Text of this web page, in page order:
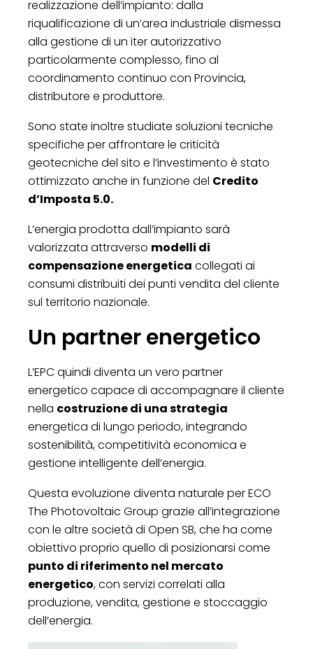
realizzazione dell’impianto: dalla
riqualificazione di un’area industriale dismessa
alla gestione di un iter autorizzativo
particolarmente complesso, fino al
coordinamento continuo con Provincia,
distributore e produttore.
Sono state inoltre studiate soluzioni tecniche
specifiche per affrontare le criticità
geotecniche del sito e l’investimento è stato
ottimizzato anche in funzione del Credito
d’Imposta 5.0.
L’energia prodotta dall’impianto sarà
valorizzata attraverso modelli di
compensazione energetica collegati ai
consumi distribuiti dei punti vendita del cliente
sul territorio nazionale.
Un partner energetico
L’EPC quindi diventa un vero partner
energetico capace di accompagnare il cliente
nella costruzione di una strategia
energetica di lungo periodo, integrando
sostenibilità, competitività economica e
gestione intelligente dell’energia.
Questa evoluzione diventa naturale per ECO
The Photovoltaic Group grazie all’integrazione
con le altre società di Open SB, che ha come
obiettivo proprio quello di posizionarsi come
punto di riferimento nel mercato
energetico, con servizi correlati alla
produzione, vendita, gestione e stoccaggio
dell’energia.